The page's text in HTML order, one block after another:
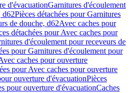
d'évacuationGarnitures d'écoulement
d62Pièces détachées pour Garnitures
de douche, d62Avec caches pour
détachées pour Avec caches pour
d'écoulement pour receveurs de
pour Garnitures d'écoulement pour
caches pour ouverture
pour Avec caches pour ouverture
ouverture d'évacuationPièces
pour ouverture d'évacuationCaches